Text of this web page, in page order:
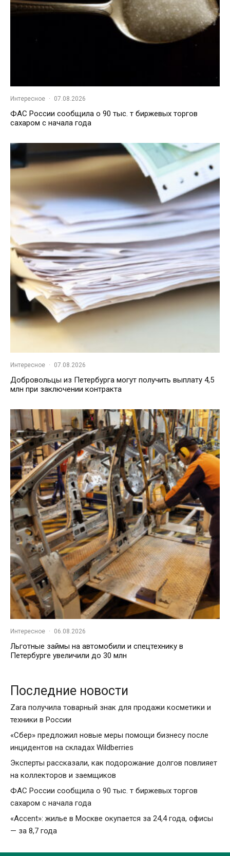
Интересное · 07.08.2026
ФАС России сообщила о 90 тыс. т биржевых торгов
сахаром с начала года
Интересное · 07.08.2026
Добровольцы из Петербурга могут получить выплату 4,5
млн при заключении контракта
Интересное · 06.08.2026
Льготные займы на автомобили и спецтехнику в
Петербурге увеличили до 30 млн
Последние новости
Zara получила товарный знак для продажи косметики и
техники в России
«Сбер» предложил новые меры помощи бизнесу после
инцидентов на складах Wildberries
Эксперты рассказали, как подорожание долгов повлияет
на коллекторов и заемщиков
ФАС России сообщила о 90 тыс. т биржевых торгов
сахаром с начала года
«Accent»: жилье в Москве окупается за 24,4 года, офисы
— за 8,7 года